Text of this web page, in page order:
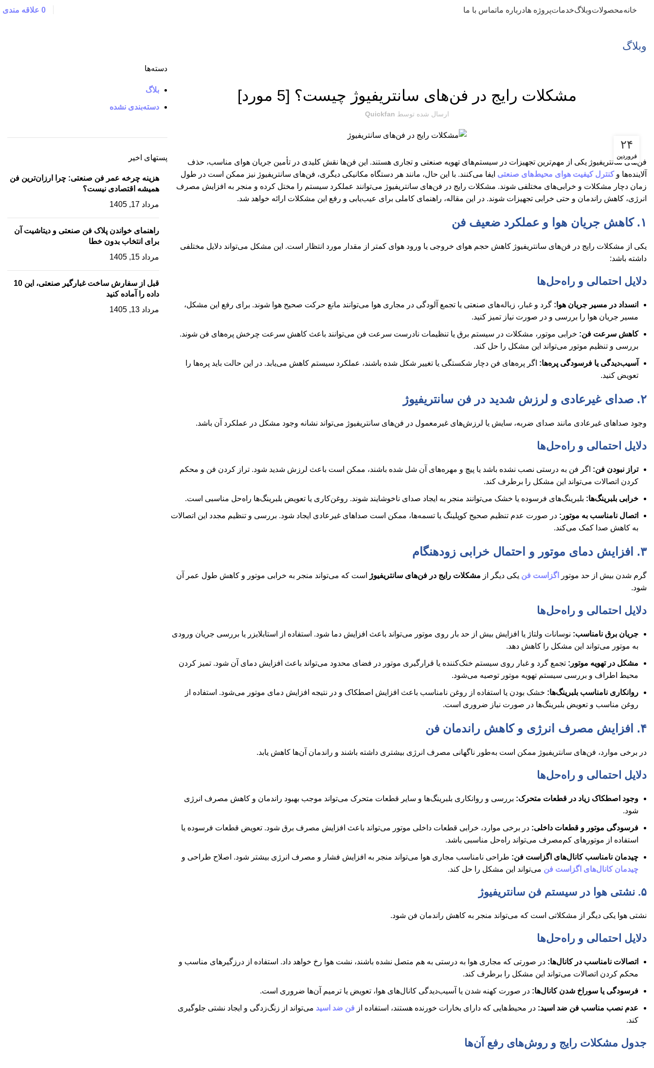
خانهمحصولاتوبلاگخدماتپروژه هادرباره ماتماس با ما 0 علاقه مندی
وبلاگ
مشکلات رایج در فن‌های سانتریفیوژ چیست؟ [5 مورد]
ارسال شده توسط Quickfan
۲۴
فروردین
فن‌های سانتریفیوژ یکی از مهم‌ترین تجهیزات در سیستم‌های تهویه صنعتی و تجاری هستند. این فن‌ها نقش کلیدی در تأمین جریان هوای مناسب، حذف
آلاینده‌ها وکنترل کیفیت هوای محیط‌های صنعتی ایفا می‌کنند. با این حال، مانند هر دستگاه مکانیکی دیگری، فن‌های سانتریفیوژ نیز ممکن است در طول
زمان دچار مشکلات و خرابی‌های مختلفی شوند. مشکلات رایج در فن‌های سانتریفیوژ می‌توانند عملکرد سیستم را مختل کرده و منجر به افزایش مصرف
انرژی، کاهش راندمان و حتی خرابی تجهیزات شوند. در این مقاله، راهنمای کاملی برای عیب‌یابی و رفع این مشکلات ارائه خواهد شد.
۱. کاهش جریان هوا و عملکرد ضعیف فن
یکی از مشکلات رایج در فن‌های سانتریفیوژ کاهش حجم هوای خروجی یا ورود هوای کمتر از مقدار مورد انتظار است. این مشکل می‌تواند دلایل مختلفی
داشته باشد:
دلایل احتمالی و راه‌حل‌ها
انسداد در مسیر جریان هوا: گرد و غبار، زباله‌های صنعتی یا تجمع آلودگی در مجاری هوا می‌توانند مانع حرکت صحیح هوا شوند. برای رفع این مشکل،
مسیر جریان هوا را بررسی و در صورت نیاز تمیز کنید.
کاهش سرعت فن: خرابی موتور، مشکلات در سیستم برق یا تنظیمات نادرست سرعت فن می‌توانند باعث کاهش سرعت چرخش پره‌های فن شوند.
بررسی و تنظیم موتور می‌تواند این مشکل را حل کند.
آسیب‌دیدگی یا فرسودگی پره‌ها: اگر پره‌های فن دچار شکستگی یا تغییر شکل شده باشند، عملکرد سیستم کاهش می‌یابد. در این حالت باید پره‌ها را
تعویض کنید.
۲. صدای غیرعادی و لرزش شدید در فن سانتریفیوژ
وجود صداهای غیرعادی مانند صدای ضربه، سایش یا لرزش‌های غیرمعمول در فن‌های سانتریفیوژ می‌تواند نشانه وجود مشکل در عملکرد آن باشد.
دلایل احتمالی و راه‌حل‌ها
تراز نبودن فن: اگر فن به درستی نصب نشده باشد یا پیچ و مهره‌های آن شل شده باشند، ممکن است باعث لرزش شدید شود. تراز کردن فن و محکم
کردن اتصالات می‌تواند این مشکل را برطرف کند.
خرابی بلبرینگ‌ها: بلبرینگ‌های فرسوده یا خشک می‌توانند منجر به ایجاد صدای ناخوشایند شوند. روغن‌کاری یا تعویض بلبرینگ‌ها راه‌حل مناسبی است.
اتصال نامناسب به موتور: در صورت عدم تنظیم صحیح کوپلینگ یا تسمه‌ها، ممکن است صداهای غیرعادی ایجاد شود. بررسی و تنظیم مجدد این اتصالات
به کاهش صدا کمک می‌کند.
۳. افزایش دمای موتور و احتمال خرابی زودهنگام
گرم شدن بیش از حد موتور اگزاست فن یکی دیگر از مشکلات رایج در فن‌های سانتریفیوژ
است که می‌تواند منجر به خرابی موتور و کاهش طول عمر آن
شود.
دلایل احتمالی و راه‌حل‌ها
جریان برق نامناسب: نوسانات ولتاژ یا افزایش بیش از حد بار روی موتور می‌تواند باعث افزایش دما شود. استفاده از استابلایزر یا بررسی جریان ورودی
به موتور می‌تواند این مشکل را کاهش دهد.
مشکل در تهویه موتور: تجمع گرد و غبار روی سیستم خنک‌کننده یا قرارگیری موتور در فضای محدود می‌تواند باعث افزایش دمای آن شود. تمیز کردن
محیط اطراف و بررسی سیستم تهویه موتور توصیه می‌شود.
روانکاری نامناسب بلبرینگ‌ها: خشک بودن یا استفاده از روغن نامناسب باعث افزایش اصطکاک و در نتیجه افزایش دمای موتور می‌شود. استفاده از
روغن مناسب و تعویض بلبرینگ‌ها در صورت نیاز ضروری است.
۴. افزایش مصرف انرژی و کاهش راندمان فن
در برخی موارد، فن‌های سانتریفیوژ ممکن است به‌طور ناگهانی مصرف انرژی بیشتری داشته باشند و راندمان آن‌ها کاهش یابد.
دلایل احتمالی و راه‌حل‌ها
وجود اصطکاک زیاد در قطعات متحرک: بررسی و روانکاری بلبرینگ‌ها و سایر قطعات متحرک می‌تواند موجب بهبود راندمان و کاهش مصرف انرژی
شود.
فرسودگی موتور و قطعات داخلی: در برخی موارد، خرابی قطعات داخلی موتور می‌تواند باعث افزایش مصرف برق شود. تعویض قطعات فرسوده یا
استفاده از موتورهای کم‌مصرف می‌تواند راه‌حل مناسبی باشد.
چیدمان نامناسب کانال‌های اگزاست فن: طراحی نامناسب مجاری هوا می‌تواند منجر به افزایش فشار و مصرف انرژی بیشتر شود. اصلاح طراحی و
چیدمان کانال‌های اگزاست فن می‌تواند این مشکل را حل کند.
۵. نشتی هوا در سیستم فن سانتریفیوژ
نشتی هوا یکی دیگر از مشکلاتی است که می‌تواند منجر به کاهش راندمان فن شود.
دلایل احتمالی و راه‌حل‌ها
اتصالات نامناسب در کانال‌ها: در صورتی که مجاری هوا به درستی به هم متصل نشده باشند، نشت هوا رخ خواهد داد. استفاده از درزگیرهای مناسب و
محکم کردن اتصالات می‌تواند این مشکل را برطرف کند.
فرسودگی یا سوراخ شدن کانال‌ها: در صورت کهنه شدن یا آسیب‌دیدگی کانال‌های هوا، تعویض یا ترمیم آن‌ها ضروری است.
عدم نصب مناسب فن ضد اسید: در محیط‌هایی که دارای بخارات خورنده هستند، استفاده از فن ضد اسید می‌تواند از زنگ‌زدگی و ایجاد نشتی جلوگیری
کند.
جدول مشکلات رایج و روش‌های رفع آن‌ها
دسته‌ها
بلاگ
دسته‌بندی نشده
پستهای اخیر
هزینه چرخه عمر فن صنعتی: چرا ارزان‌ترین فن
همیشه اقتصادی نیست؟
مرداد 17, 1405
راهنمای خواندن پلاک فن صنعتی و دیتاشیت آن
برای انتخاب بدون خطا
مرداد 15, 1405
قبل از سفارش ساخت غبارگیر صنعتی، این 10
داده را آماده کنید
مرداد 13, 1405